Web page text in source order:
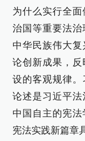
为什么实行全
治国等重要法
中华民族伟大
论创新成果，
设的客观规律
论述是习近平
中国自主的宪
宪法实践新篇章